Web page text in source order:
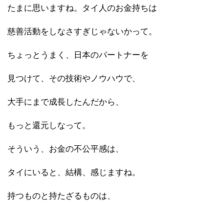
たまに思いますね。タイ人のお金持ちは
慈善活動をしなさすぎじゃないかって。
ちょっとうまく、日本のパートナーを
見つけて、その技術やノウハウで、
大手にまで成長したんだから、
もっと還元しなって。
そういう、お金の不公平感は、
タイにいると、結構、感じますね。
持つものと持たざるものは、